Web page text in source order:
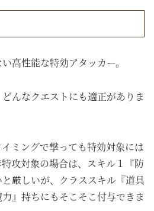
高性能な特効アタッカー。
んなクエストにも適正がありま
ミングで撃っても特効対象には
攻対象の場合は、スキル１『防
厳しいが、クラススキル『道具
』持ちにもそこそこ付与できま